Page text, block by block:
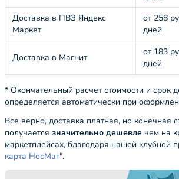
Доставка в ПВЗ Яндекс
Маркет
от 258
дней
Доставка в Магнит
от 183
дней
* Окончательный расчет стоимости и срок
определяется автоматически при
Все верно, доставка платная, но конечная
получается значительно дешевле чем на
маркетплейсах, благодаря нашей клубной
карта НосМаг".